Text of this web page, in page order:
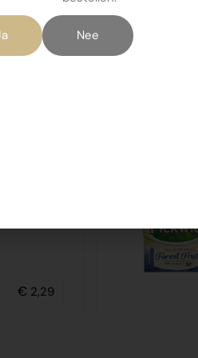
€ 2,29
Nee